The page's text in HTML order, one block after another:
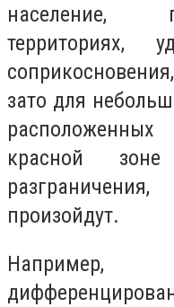
население,
территориях,
зато для
красной
произойдут.